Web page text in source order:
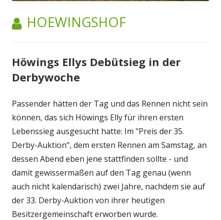
AUTOR:
HOEWINGSHOF
Höwings Ellys Debütsieg in der
Derbywoche
Passender hätten der Tag und das Rennen nicht sein
können, das sich Höwings Elly für ihren ersten
Lebenssieg ausgesucht hatte: Im "Preis der 35.
Derby-Auktion", dem ersten Rennen am Samstag, an
dessen Abend eben jene stattfinden sollte - und
damit gewissermaßen auf den Tag genau (wenn
auch nicht kalendarisch) zwei Jahre, nachdem sie auf
der 33. Derby-Auktion von ihrer heutigen
Besitzergemeinschaft erworben wurde.